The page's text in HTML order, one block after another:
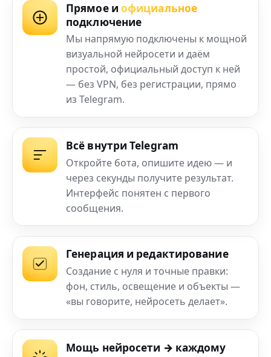
Прямое и официальное
подключение
Мы напрямую подключены к мощной
визуальной нейросети и даём
простой, официальный доступ к ней
— без VPN, без регистрации, прямо
из Telegram.
Всё внутри Telegram
Откройте бота, опишите идею — и
через секунды получите результат.
Интерфейс понятен с первого
сообщения.
Генерация и редактирование
Создание с нуля и точные правки:
фон, стиль, освещение и объекты —
«вы говорите, нейросеть делает».
Мощь нейросети → каждому